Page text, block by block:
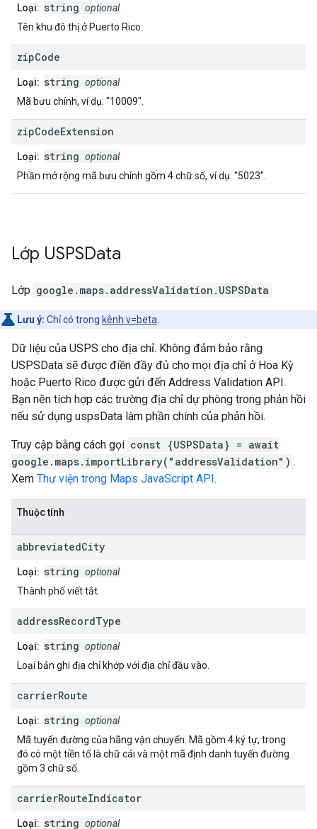
Loại: string optional
Tên khu đô thị ở Puerto Rico.
zipCode
Loại: string optional
Mã bưu chính, ví dụ: "10009".
zipCodeExtension
Loại: string optional
Phần mở rộng mã bưu chính gồm 4 chữ số, ví dụ: "5023".
Lớp USPSData
Lớp google.maps.addressValidation . USPSData
Lưu ý: Chỉ có trong kênh v=beta.
Dữ liệu của USPS cho địa chỉ. Không đảm bảo rằng
USPSData sẽ được điền đầy đủ cho mọi địa chỉ ở Hoa Kỳ
hoặc Puerto Rico được gửi đến Address Validation API.
Bạn nên tích hợp các trường địa chỉ dự phòng trong phản hồi
nếu sử dụng uspsData làm phần chính của phản hồi.
Truy cập bằng cách gọi const {USPSData} = await
google.maps.importLibrary("addressValidation") .
Xem Thư viện trong Maps JavaScript API .
Thuộc tính
abbreviatedCity
Loại: string optional
Thành phố viết tắt.
addressRecordType
Loại: string optional
Loại bản ghi địa chỉ khớp với địa chỉ đầu vào.
carrierRoute
Loại: string optional
Mã tuyến đường của hãng vận chuyển. Mã gồm 4 ký tự, trong
đó có một tiền tố là chữ cái và một mã định danh tuyến đường
gồm 3 chữ số.
carrierRouteIndicator
Loại: string optional